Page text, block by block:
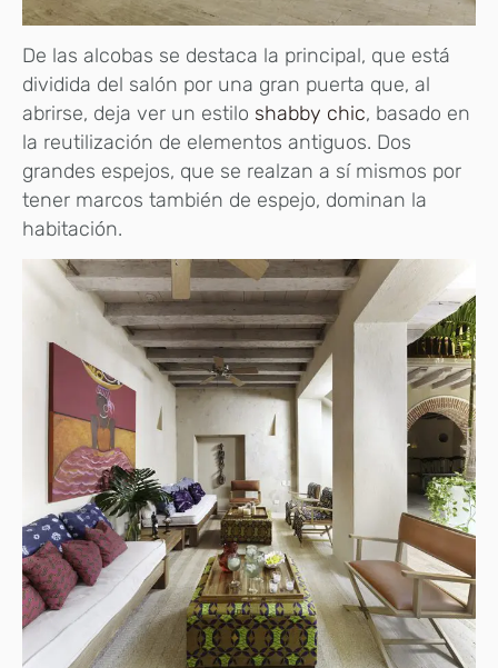
De las alcobas se destaca la principal, que está
dividida del salón por una gran puerta que, al
abrirse, deja ver un estilo shabby chic, basado en
la reutilización de elementos antiguos. Dos
grandes espejos, que se realzan a sí mismos por
tener marcos también de espejo, dominan la
habitación.